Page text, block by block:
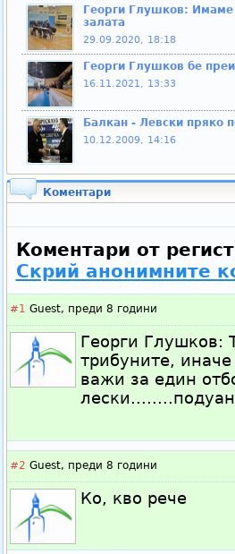
Георги Глушков:
залата
29.09.2020, 18:18
Георги Глушков бе
16.11.2021, 13:33
Балкан - Левски пряко
10.12.2009, 14:16
Коментари
Коментари от
Скрий анонимните
#1 Guest, преди 8 години
Георги Глушков:
трибуните,
важи за един
#2 Guest, преди 8 години
Ко, кво рече